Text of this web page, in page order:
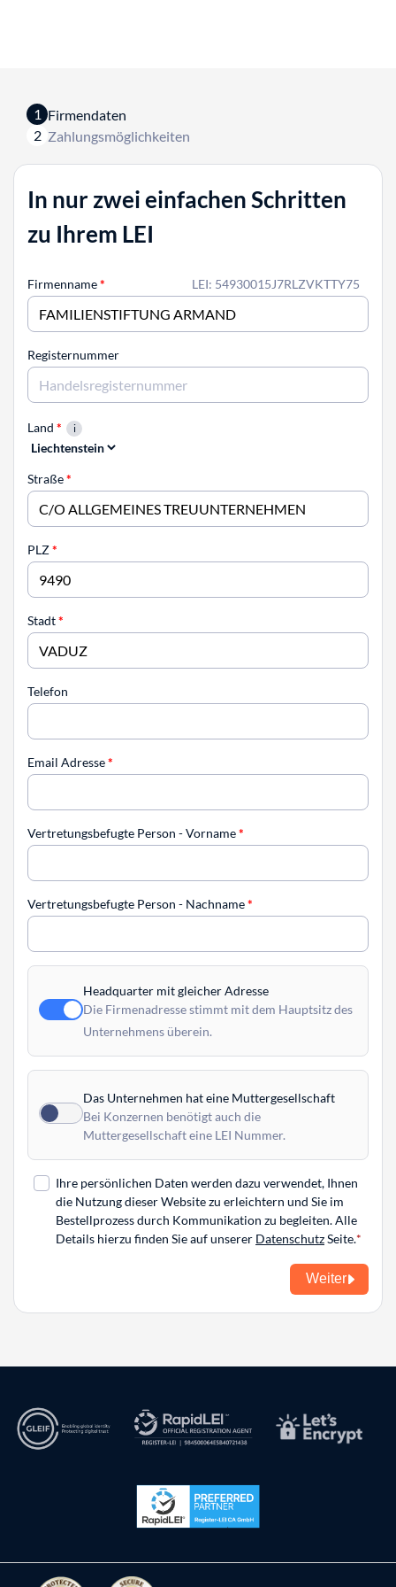
1 Firmendaten
2 Zahlungsmöglichkeiten
In nur zwei einfachen Schritten
zu Ihrem LEI
LEI: 54930015J7RLZVKTTY75
Firmenname*
Registernummer
Land *
Straße*
PLZ*
Stadt*
Telefon
Email Adresse*
Vertretungsbefugte Person - Vorname*
Vertretungsbefugte Person - Nachname*
Headquarter mit gleicher Adresse
Die Firmenadresse stimmt mit dem Hauptsitz des
Unternehmens überein.
Das Unternehmen hat eine Muttergesellschaft
Bei Konzernen benötigt auch die
Muttergesellschaft eine LEI Nummer.
Ihre persönlichen Daten werden dazu verwendet, Ihnen
die Nutzung dieser Website zu erleichtern und Sie im
Bestellprozess durch Kommunikation zu begleiten. Alle
Details hierzu finden Sie auf unserer DatenschutzSeite.
Weiter